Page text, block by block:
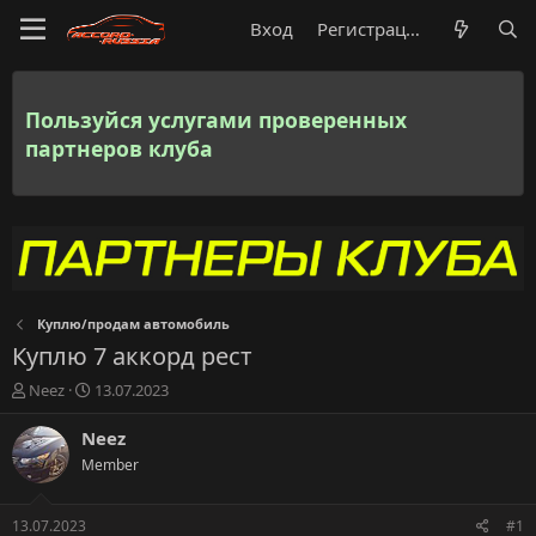
Вход Регистрация
Пользуйся услугами проверенных
партнеров клуба
Куплю/продам автомобиль
Куплю 7 аккорд рест
А
т
о
р
е
Neez
Д
т
н
13.07.2023
Neez
Member
13.07.2023 #1